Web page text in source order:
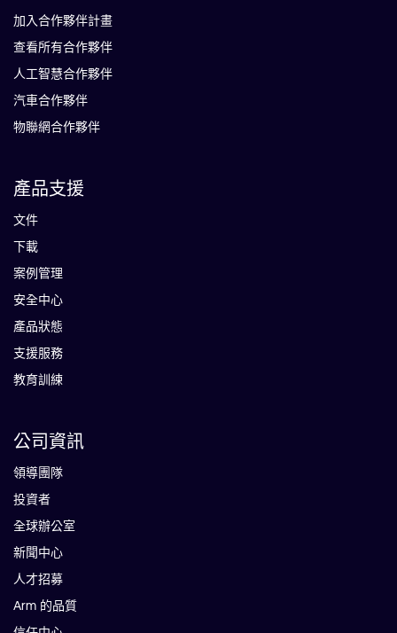
加入合作夥伴計畫
查看所有合作夥伴
人工智慧合作夥伴
汽車合作夥伴
物聯網合作夥伴
產品支援
文件
下載
案例管理
安全中心
產品狀態
支援服務
教育訓練
公司資訊
領導團隊
投資者
全球辦公室
新聞中心
人才招募
Arm 的品質